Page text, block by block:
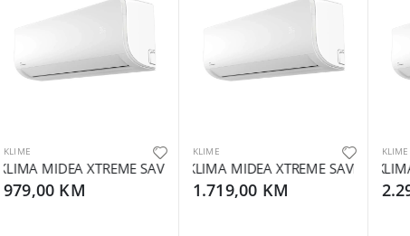
KLIME
KLIMA MIDEA XTREME SAVE 12000BTU
979,00 KM
KLIME
KLIMA MIDEA XTREME SAVE
1.719,00 KM
KLIME